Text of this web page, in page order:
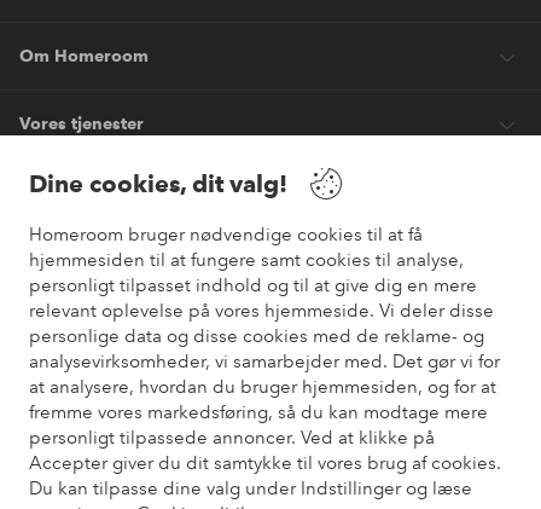
Dine cookies, dit valg!
Homeroom bruger nødvendige cookies til at få
hjemmesiden til at fungere samt cookies til analyse,
personligt tilpasset indhold og til at give dig en mere
relevant oplevelse på vores hjemmeside. Vi deler disse
personlige data og disse cookies med de reklame- og
analysevirksomheder, vi samarbejder med. Det gør vi for
at analysere, hvordan du bruger hjemmesiden, og for at
fremme vores markedsføring, så du kan modtage mere
personligt tilpassede annoncer. Ved at klikke på
Accepter giver du dit samtykke til vores brug af cookies.
Du kan tilpasse dine valg under Indstillinger og læse
Om Homeroom
Vores tjenester
Vilkår
Venner
Sikre betalinger
Vil du vide mere om vores betalingsmuligheder ?
elpy